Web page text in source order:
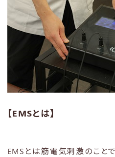
【EMSとは】
EMSとは筋電気刺激のことで